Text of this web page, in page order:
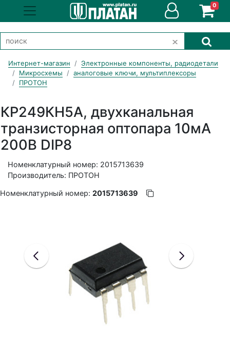
0
Интернет-магазин
Электронные компоненты, радиодетали
Микросхемы
аналоговые ключи, мультиплексоры
ПРОТОН
КР249КН5А, двухканальная
транзисторная оптопара 10мА
200В DIP8
Номенклатурный номер: 2015713639
Производитель: ПРОТОН
Номенклатурный номер: 2015713639